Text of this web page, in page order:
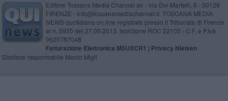
Editore Toscana Media Channel srl - Via Dei Martelli, 8 - 50129
FIRENZE - info@toscanamediachannel.it. TOSCANA MEDIA
NEWS quotidiano on line registrato presso il Tribunale di Firenze
al n. 5935 del 27.09.2013. Iscrizione ROC 22105 - C.F. e P.Iva
0620787048
Fatturazione Elettronica M5UXCR1 | Privacy Nielsen
Direttore responsabile Marco Migli